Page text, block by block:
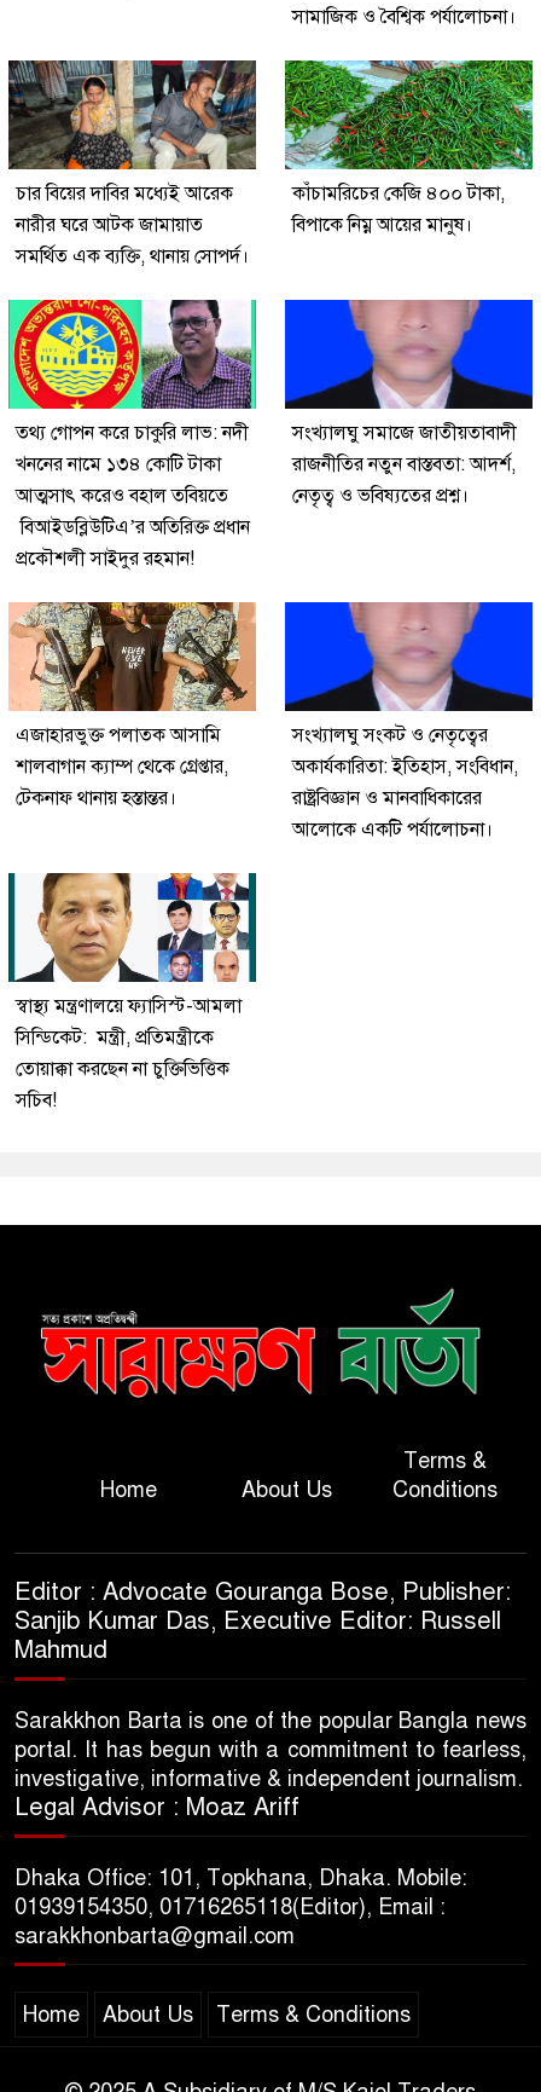
সামাজিক ও বৈশ্বিক পর্যালোচনা।
চার বিয়ের দাবির মধ্যেই আরেক
নারীর ঘরে আটক জামায়াত
সমর্থিত এক ব্যক্তি, থানায় সোপর্দ।
কাঁচামরিচের কেজি ৪০০ টাকা,
বিপাকে নিম্ন আয়ের মানুষ।
তথ্য গোপন করে চাকুরি লাভ: নদী
খননের নামে ১৩৪ কোটি টাকা
আত্মসাৎ করেও বহাল তবিয়তে
বিআইডব্লিউটিএ’র অতিরিক্ত প্রধান
প্রকৌশলী সাইদুর রহমান!
সংখ্যালঘু সমাজে জাতীয়তাবাদী
রাজনীতির নতুন বাস্তবতা: আদর্শ,
নেতৃত্ব ও ভবিষ্যতের প্রশ্ন।
এজাহারভুক্ত পলাতক আসামি
শালবাগান ক্যাম্প থেকে গ্রেপ্তার,
টেকনাফ থানায় হস্তান্তর।
সংখ্যালঘু সংকট ও নেতৃত্বের
অকার্যকারিতা: ইতিহাস, সংবিধান,
রাষ্ট্রবিজ্ঞান ও মানবাধিকারের
আলোকে একটি পর্যালোচনা।
স্বাস্থ্য মন্ত্রণালয়ে ফ্যাসিস্ট-আমলা
সিন্ডিকেট: মন্ত্রী, প্রতিমন্ত্রীকে
তোয়াক্কা করছেন না চুক্তিভিত্তিক
সচিব!
Home About Us
Terms &
Conditions
Editor : Advocate Gouranga Bose, Publisher:
Sanjib Kumar Das, Executive Editor: Russell
Mahmud
Sarakkhon Barta is one of the popular Bangla news
portal. It has begun with a commitment to fearless,
investigative, informative & independent journalism.
Legal Advisor : Moaz Ariff
Dhaka Office: 101, Topkhana, Dhaka. Mobile:
01939154350, 01716265118(Editor), Email :
sarakkhonbarta@gmail.com
Home About Us Terms & Conditions